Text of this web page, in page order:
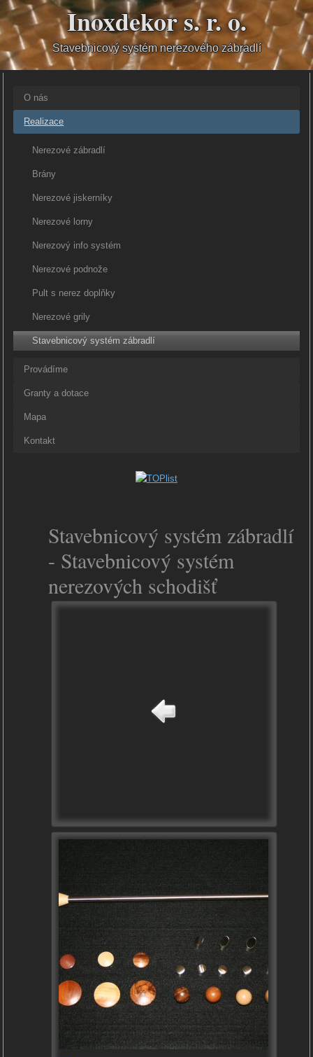
Inoxdekor s. r. o.
Stavebnicový systém nerezového zábradlí
O nás
Realizace
Nerezové zábradlí
Brány
Nerezové jiskerníky
Nerezové lorny
Nerezový info systém
Nerezové podnože
Pult s nerez doplňky
Nerezové grily
Stavebnicový systém zábradlí
Provádíme
Granty a dotace
Mapa
Kontakt
Stavebnicový systém zábradlí
- Stavebnicový systém
nerezových schodišť